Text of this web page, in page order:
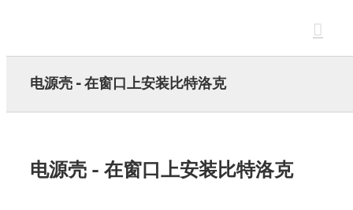
电源壳 - 在窗口上安装比特洛克
电源壳 - 在窗口上安装比特洛克